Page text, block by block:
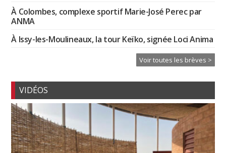
À Colombes, complexe sportif Marie-José Perec par
ANMA
À Issy-les-Moulineaux, la tour Keïko, signée Loci Anima
Voir toutes les brèves >
VIDÉOS